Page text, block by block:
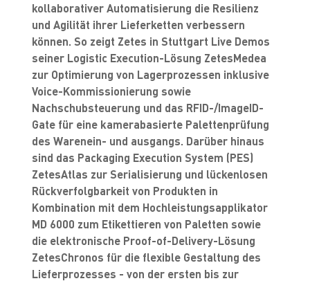
kollaborativer Automatisierung die Resilienz
und Agilität ihrer Lieferketten verbessern
können. So zeigt Zetes in Stuttgart Live Demos
seiner Logistic Execution-Lösung ZetesMedea
zur Optimierung von Lagerprozessen inklusive
Voice-Kommissionierung sowie
Nachschubsteuerung und das RFID-/ImageID-
Gate für eine kamerabasierte Palettenprüfung
des Warenein- und ausgangs. Darüber hinaus
sind das Packaging Execution System (PES)
ZetesAtlas zur Serialisierung und lückenlosen
Rückverfolgbarkeit von Produkten in
Kombination mit dem Hochleistungsapplikator
MD 6000 zum Etikettieren von Paletten sowie
die elektronische Proof-of-Delivery-Lösung
ZetesChronos für die flexible Gestaltung des
Lieferprozesses - von der ersten bis zur